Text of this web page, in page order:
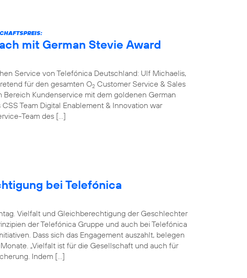
mit German Stevie Award
Service von Telefónica Deutschland: Ulf Michaelis,
für den gesamten O2 Customer Service & Sales
Bereich Kundenservice mit dem goldenen German
Team Digital Enablement & Innovation war
Team des […]
bei Telefónica
Vielfalt und Gleichberechtigung der Geschlechter
der Telefónica Gruppe und auch bei Telefónica
Dass sich das Engagement auszahlt, belegen
„Vielfalt ist für die Gesellschaft und auch für
Indem […]